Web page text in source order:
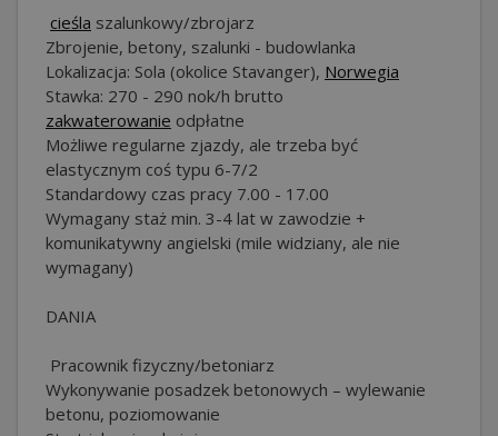
cieśla szalunkowy/zbrojarz
Zbrojenie, betony, szalunki - budowlanka
Lokalizacja: Sola (okolice Stavanger), Norwegia
Stawka: 270 - 290 nok/h brutto
zakwaterowanie odpłatne
Możliwe regularne zjazdy, ale trzeba być
elastycznym coś typu 6-7/2
Standardowy czas pracy 7.00 - 17.00
Wymagany staż min. 3-4 lat w zawodzie +
komunikatywny angielski (mile widziany, ale nie
wymagany)
DANIA
️️ Pracownik fizyczny/betoniarz
Wykonywanie posadzek betonowych – wylewanie
betonu, poziomowanie